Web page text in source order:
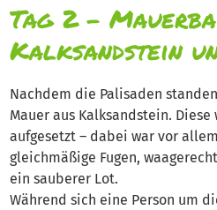
Tag 2 –
Kalksandstein
Nachdem die Palisaden
Mauer aus Kalksandstein.
aufgesetzt – dabei war vor
gleichmäßige Fugen,
ein sauberer Lot.
Während sich eine Person um